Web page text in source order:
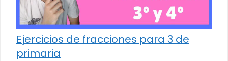
Ejercicios de fracciones para 3 de
primaria